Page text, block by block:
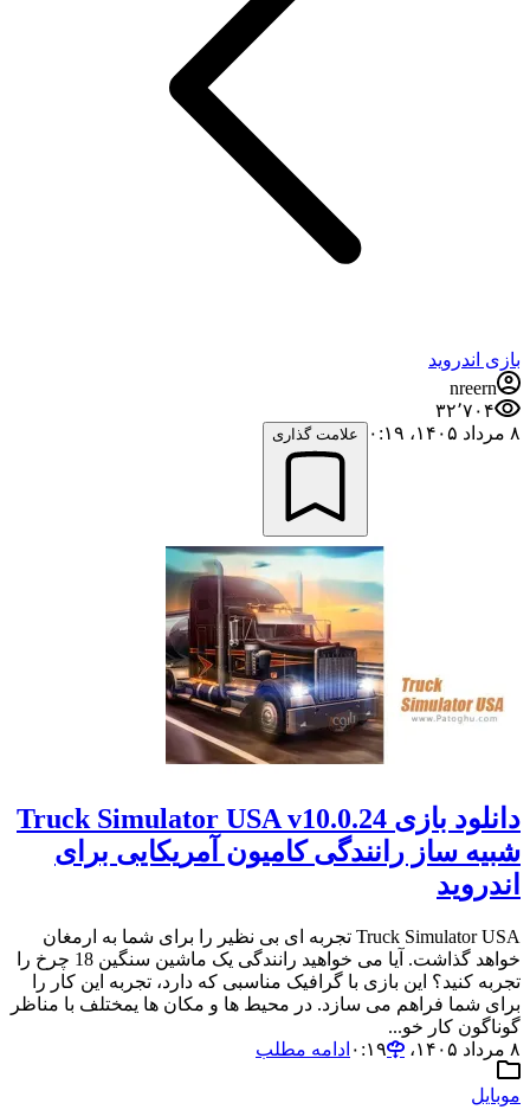
بازی اندروید
nreern
۳۲٬۷۰۴
۸ مرداد ۱۴۰۵،‏ ۰:۱۹
علامت گذاری
دانلود بازی Truck Simulator USA v10.0.24
شبیه ساز رانندگی کامیون آمریکایی برای
اندروید
Truck Simulator USA تجربه ای بی نظیر را برای شما به ارمغان
خواهد گذاشت. آیا می خواهید رانندگی یک ماشین سنگین 18 چرخ را
تجربه کنید؟ این بازی با گرافیک مناسبی که دارد، تجربه این کار را
برای شما فراهم می سازد. در محیط ها و مکان ها یمختلف با مناظر
گوناگون کار خو...
۸ مرداد ۱۴۰۵،‏ ۰:۱۹
ادامه مطلب
موبایل